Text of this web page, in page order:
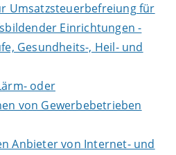
Umsatzsteuerbefreiung für
Einrichtungen -
Gesundheits-, Heil- und
oder
von Gewerbebetrieben
Anbieter von Internet- und